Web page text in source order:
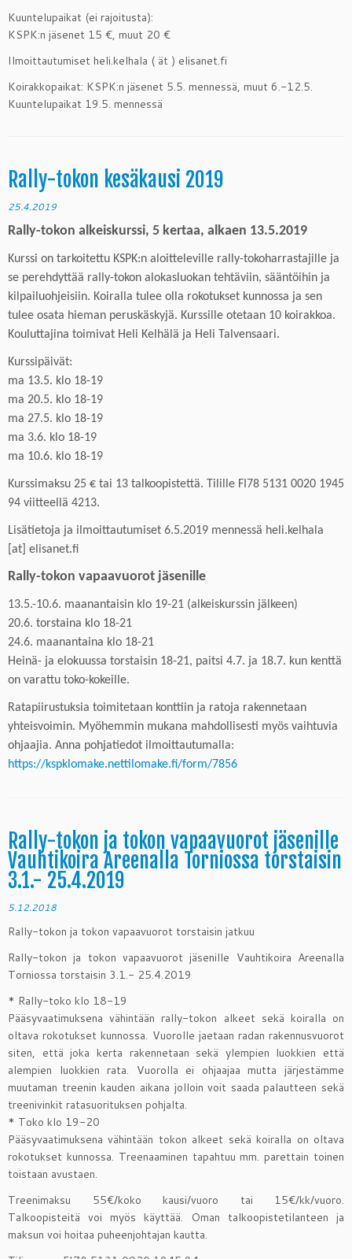
Kuuntelupaikat (ei rajoitusta):
KSPK:n jäsenet 15 €, muut 20 €
Ilmoittautumiset heli.kelhala ( ät ) elisanet.fi
Koirakkopaikat: KSPK:n jäsenet 5.5. mennessä, muut 6.-12.5.
Kuuntelupaikat 19.5. mennessä
Rally-tokon kesäkausi 2019
25.4.2019
Rally-tokon alkeiskurssi, 5 kertaa, alkaen 13.5.2019
Kurssi on tarkoitettu KSPK:n aloitteleville rally-tokoharrastajille ja
se perehdyttää rally-tokon alokasluokan tehtäviin, sääntöihin ja
kilpailuohjeisiin. Koiralla tulee olla rokotukset kunnossa ja sen
tulee osata hieman peruskäskyjä. Kurssille otetaan 10 koirakkoa.
Kouluttajina toimivat Heli Kelhälä ja Heli Talvensaari.
Kurssipäivät:
ma 13.5. klo 18-19
ma 20.5. klo 18-19
ma 27.5. klo 18-19
ma 3.6. klo 18-19
ma 10.6. klo 18-19
Kurssimaksu 25 € tai 13 talkoopistettä. Tilille FI78 5131 0020 1945
94 viitteellä 4213.
Lisätietoja ja ilmoittautumiset 6.5.2019 mennessä heli.kelhala
[at] elisanet.fi
Rally-tokon vapaavuorot jäsenille
13.5.-10.6. maanantaisin klo 19-21 (alkeiskurssin jälkeen)
20.6. torstaina klo 18-21
24.6. maanantaina klo 18-21
Heinä- ja elokuussa torstaisin 18-21, paitsi 4.7. ja 18.7. kun kenttä
on varattu toko-kokeille.
Ratapiirustuksia toimitetaan konttiin ja ratoja rakennetaan
yhteisvoimin. Myöhemmin mukana mahdollisesti myös vaihtuvia
ohjaajia. Anna pohjatiedot ilmoittautumalla:
https://kspklomake.nettilomake.fi/form/7856
Rally-tokon ja tokon vapaavuorot jäsenille
Vauhtikoira Areenalla Torniossa torstaisin
3.1.- 25.4.2019
5.12.2018
Rally-tokon ja tokon vapaavuorot torstaisin jatkuu
Rally-tokon ja tokon vapaavuorot jäsenille Vauhtikoira Areenalla
Torniossa torstaisin 3.1.- 25.4.2019
* Rally-toko klo 18-19
Pääsyvaatimuksena vähintään rally-tokon alkeet sekä koiralla on
oltava rokotukset kunnossa. Vuorolle jaetaan radan rakennusvuorot
siten, että joka kerta rakennetaan sekä ylempien luokkien että
alempien luokkien rata. Vuorolla ei ohjaajaa mutta järjestämme
muutaman treenin kauden aikana jolloin voit saada palautteen sekä
treenivinkit ratasuorituksen pohjalta.
* Toko klo 19-20
Pääsyvaatimuksena vähintään tokon alkeet sekä koiralla on oltava
rokotukset kunnossa. Treenaaminen tapahtuu mm. parettain toinen
toistaan avustaen.
Treenimaksu 55€/koko kausi/vuoro tai 15€/kk/vuoro.
Talkoopisteitä voi myös käyttää. Oman talkoopistetilanteen ja
maksun voi hoitaa puheenjohtajan kautta.